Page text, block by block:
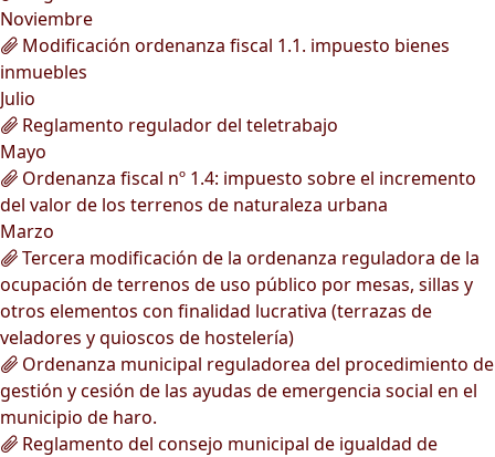
Noviembre
Modificación ordenanza fiscal 1.1. impuesto bienes
inmuebles
Julio
Reglamento regulador del teletrabajo
Mayo
Ordenanza fiscal nº 1.4: impuesto sobre el incremento
del valor de los terrenos de naturaleza urbana
Marzo
Tercera modificación de la ordenanza reguladora de la
ocupación de terrenos de uso público por mesas, sillas y
otros elementos con finalidad lucrativa (terrazas de
veladores y quioscos de hostelería)
Ordenanza municipal reguladorea del procedimiento de
gestión y cesión de las ayudas de emergencia social en el
municipio de haro.
Reglamento del consejo municipal de igualdad de